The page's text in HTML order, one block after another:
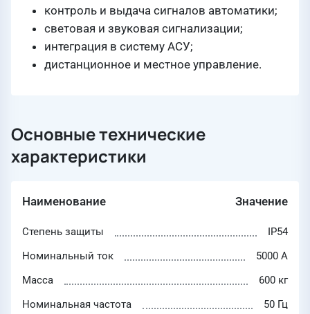
контроль и выдача сигналов автоматики;
световая и звуковая сигнализации;
интеграция в систему АСУ;
дистанционное и местное управление.
Основные технические
характеристики
Наименование Значение
Степень защиты
IP54
Номинальный ток
5000 А
Масса
600 кг
Номинальная частота
50 Гц